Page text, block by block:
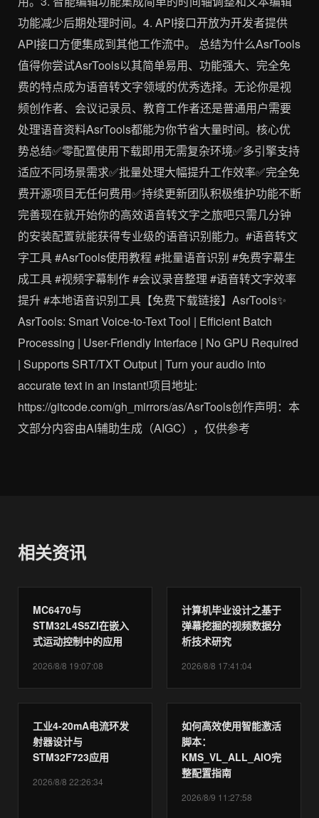
功能减少后期处理时间。4. API接口开放为开发者提供
API接口方便集成到其他工作流中。 总结为什么AsrTools
值得你尝试AsrTools以其简单易用、功能强大、完全免
费的特点成为语音转文字领域的优秀选择。无论你是视
频创作者、会议记录员、教育工作者还是普通用户需要
处理语音资料AsrTools都能为你节省大量时间。核心优
势总结✅零配置使用下载即用无需复杂环境✅多引擎支持
适应不同场景需求✅批量处理大幅提升工作效率✅完全免
费开源项目无任何费用✅持续更新团队积极维护功能不断
完善现在就开始你的高效语音转文字之旅吧只需几分钟
的安装配置就能获得专业级的语音识别能力。#语音转文
字工具 #AsrTools使用教程 #批量语音识别 #免费字幕生
成工具 #视频字幕制作 #会议录音整理 #语音转文字效率
提升 #本地语音识别工具【免费下载链接】AsrTools✨
AsrTools: Smart Voice-to-Text Tool | Efficient Batch
Processing | User-Friendly Interface | No GPU Required
| Supports SRT/TXT Output | Turn your audio into
accurate text in an instant!项目地址:
https://gitcode.com/gh_mirrors/as/AsrTools创作声明：本
文部分内容由AI辅助生成（AIGC），仅供参考
相关资讯
MC6470与
STM32L4S5ZI在嵌入
式运动控制中的应用
2026/8/8 19:07:08
计算机毕业设计之基于
弹幕挖掘的视频数据分
析技术研究
2026/8/8 17:41:04
工业4-20mA电流环发
射器设计与
STM32F723应用
2026/8/8 22:26:34
如何高效使用智能激活
脚本：
KMS_VL_ALL_AIO完
整配置指南
2026/8/9 11:27:58